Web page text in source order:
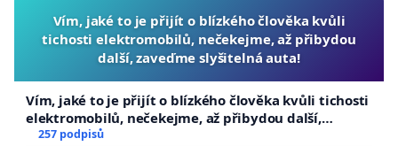
Vím, jaké to je přijít o blízkého člověka kvůli
tichosti elektromobilů, nečekejme, až přibydou
další, zaveďme slyšitelná auta!
Vím, jaké to je přijít o blízkého člověka kvůli tichosti
elektromobilů, nečekejme, až přibydou další,
zaveďme slyšitelná auta!
257 podpisů